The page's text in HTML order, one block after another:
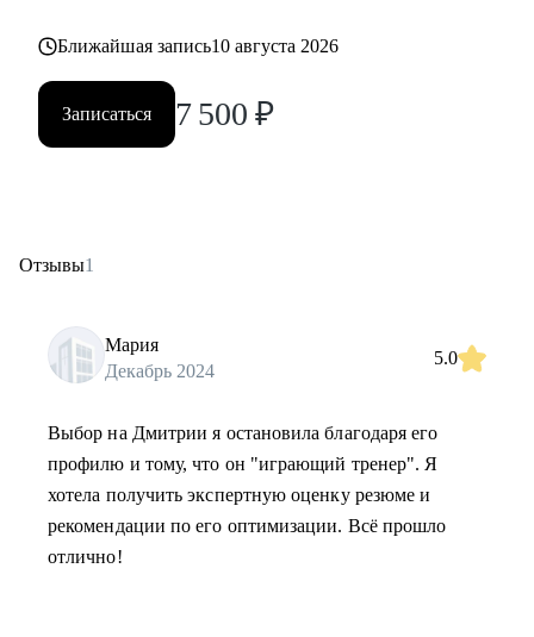
Ближайшая запись10 августа 2026
Записаться 7 500 ₽
Отзывы1
Мария
Декабрь 2024
5.0
Выбор на Дмитрии я остановила благодаря его
профилю и тому, что он "играющий тренер". Я
хотела получить экспертную оценку резюме и
рекомендации по его оптимизации. Всё прошло
отлично!